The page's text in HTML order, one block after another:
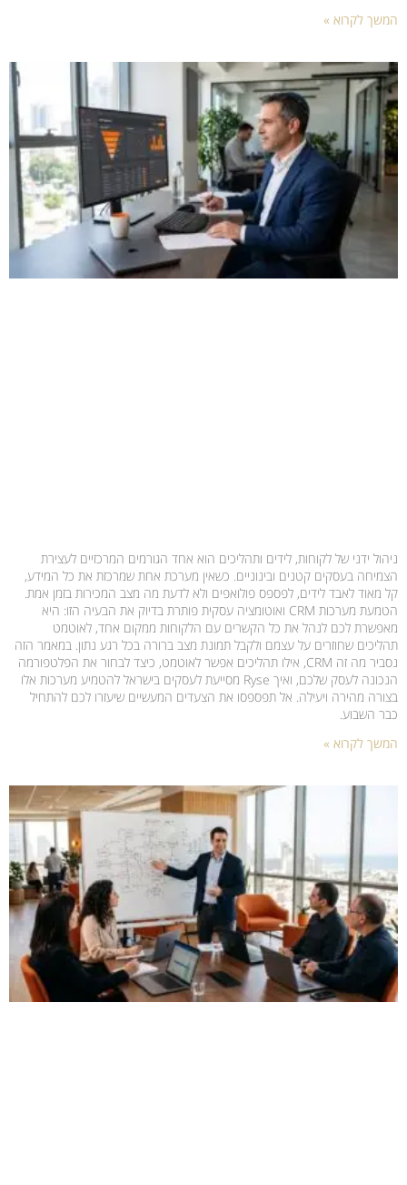
המשך לקרוא »
ניהול ידני של לקוחות, לידים ותהליכים הוא אחד הגורמים המרכזיים לעצירת
הצמיחה בעסקים קטנים ובינוניים. כשאין מערכת אחת שמרכזת את כל המידע,
קל מאוד לאבד לידים, לפספס פולואפים ולא לדעת מה מצב המכירות בזמן אמת.
הטמעת מערכות CRM ואוטומציה עסקית פותרת בדיוק את הבעיה הזו: היא
מאפשרת לכם לנהל את כל הקשרים עם הלקוחות ממקום אחד, לאוטמט
תהליכים שחוזרים על עצמם ולקבל תמונת מצב ברורה בכל רגע נתון. במאמר הזה
נסביר מה זה CRM, אילו תהליכים אפשר לאוטמט, כיצד לבחור את הפלטפורמה
הנכונה לעסק שלכם, ואיך Ryse מסייעת לעסקים בישראל להטמיע מערכות אלו
בצורה מהירה ויעילה. אל תפספסו את הצעדים המעשיים שיעזרו לכם להתחיל
כבר השבוע.
המשך לקרוא »